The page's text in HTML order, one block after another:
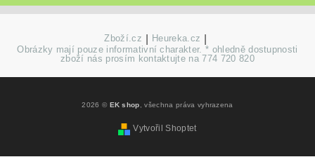
Zboží.cz Heureka.cz
Obrázky mají pouze informativní charakter. * ohledně dostupnosti
zboží nás prosím kontaktujte na 774 720 820
2026 © EK shop , všechna práva vyhrazena
Vytvořil Shoptet